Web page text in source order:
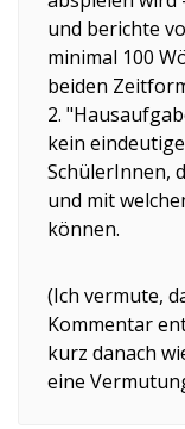
und berichte
minimal 100
beiden
2.
kein
SchülerInnen,
und mit
können.
(Ich vermute,
Kommentar
kurz danach
eine